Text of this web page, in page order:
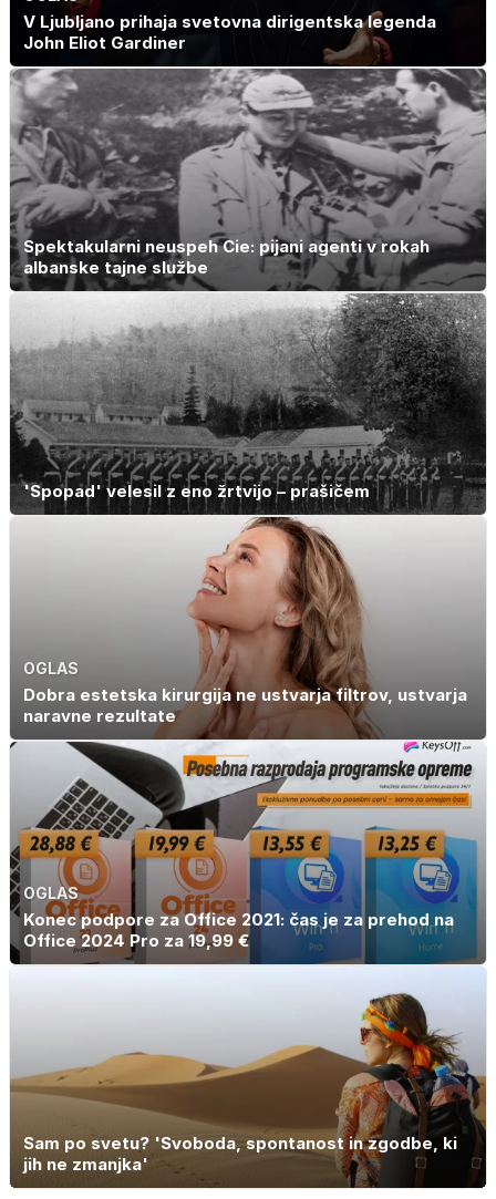
V Ljubljano prihaja svetovna dirigentska legenda
John Eliot Gardiner
Spektakularni neuspeh Cie: pijani agenti v rokah
albanske tajne službe
'Spopad' velesil z eno žrtvijo – prašičem
OGLAS
Dobra estetska kirurgija ne ustvarja filtrov, ustvarja
naravne rezultate
OGLAS
Konec podpore za Office 2021: čas je za prehod na
Office 2024 Pro za 19,99 €
Sam po svetu? 'Svoboda, spontanost in zgodbe, ki
jih ne zmanjka'